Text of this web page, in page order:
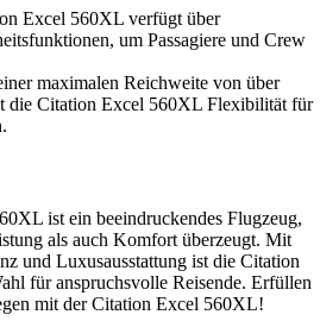
Excel 560XL verfügt über
um Passagiere und Crew
maximalen Reichweite von über
die Citation Excel 560XL Flexibilität für
ist ein beeindruckendes Flugzeug,
als auch Komfort überzeugt. Mit
und Luxusausstattung ist die Citation
für anspruchsvolle Reisende. Erfüllen
mit der Citation Excel 560XL!